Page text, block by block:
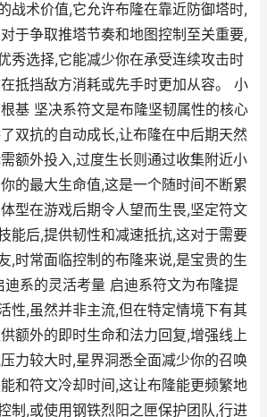
战术价值,它允许布隆在靠近防御塔时,
于争取推塔节奏和地图控制至关重要,
秀选择,它能减少你在承受连续攻击时
抵挡敌方消耗或先手时更加从容。 小
基 坚决系符文是布隆坚韧属性的核心
双抗的自动成长,让布隆在中后期天然
额外投入,过度生长则通过收集附近小
的最大生命值,这是一个随时间不断累
型在游戏后期令人望而生畏,坚定符文
能后,提供韧性和减速抵抗,这对于需要
,时常面临控制的布隆来说,是宝贵的生
系的灵活考量 启迪系符文为布隆提
性,虽然并非主流,但在特定情境下有其
额外的即时生命和法力回复,增强线上
力较大时,星界洞悉全面减少你的召唤
和符文冷却时间,这让布隆能更频繁地
制,或使用钢铁烈阳之匣保护团队,行进